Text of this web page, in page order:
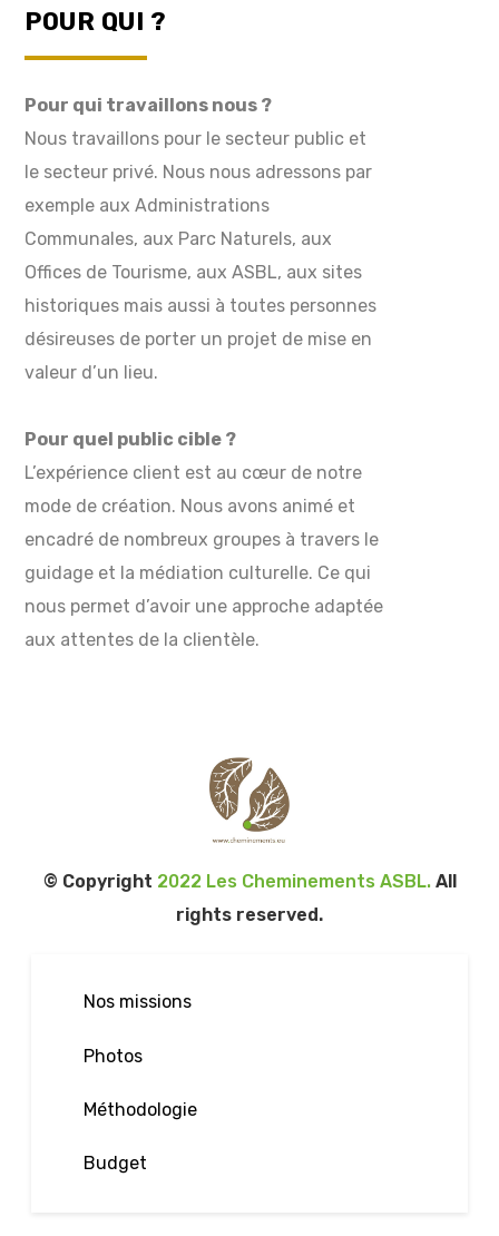
POUR QUI ?
Pour qui travaillons nous ?
Nous travaillons pour le secteur public et
le secteur privé. Nous nous adressons par
exemple aux Administrations
Communales, aux Parc Naturels, aux
Offices de Tourisme, aux ASBL, aux sites
historiques mais aussi à toutes personnes
désireuses de porter un projet de mise en
valeur d’un lieu.
Pour quel public cible ?
L’expérience client est au cœur de notre
mode de création. Nous avons animé et
encadré de nombreux groupes à travers le
guidage et la médiation culturelle. Ce qui
nous permet d’avoir une approche adaptée
aux attentes de la clientèle.
© Copyright 2022 Les Cheminements ASBL.All
rights reserved.
Nos missions
Photos
Méthodologie
Budget